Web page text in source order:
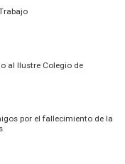
al Ilustre Colegio de
por el fallecimiento de la